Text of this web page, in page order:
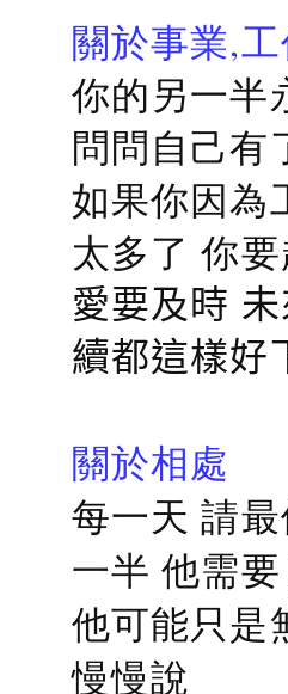
關於事業,
你的另一半
問問自己有
如果你因為
太多了 你
愛要及時
續都這樣好
關於相處
每一天 請
一半 他需
他可能只是
慢慢說